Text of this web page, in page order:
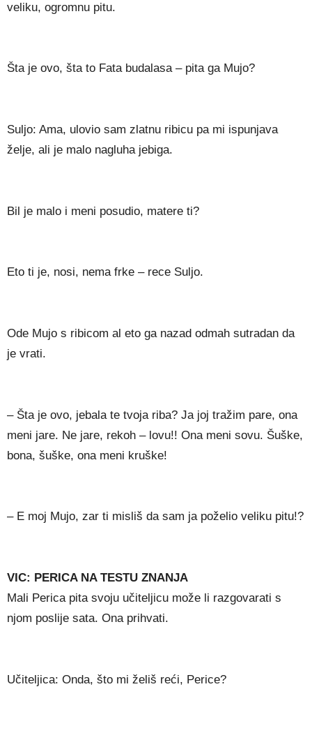
veliku, ogromnu pitu.
Šta je ovo, šta to Fata budalasa – pita ga Mujo?
Suljo: Ama, ulovio sam zlatnu ribicu pa mi ispunjava
želje, ali je malo nagluha jebiga.
Bil je malo i meni posudio, matere ti?
Eto ti je, nosi, nema frke – rece Suljo.
Ode Mujo s ribicom al eto ga nazad odmah sutradan da
je vrati.
– Šta je ovo, jebala te tvoja riba? Ja joj tražim pare, ona
meni jare. Ne jare, rekoh – lovu!! Ona meni sovu. Šuške,
bona, šuške, ona meni kruške!
– E moj Mujo, zar ti misliš da sam ja poželio veliku pitu!?
VIC: PERICA NA TESTU ZNANJA
Mali Perica pita svoju učiteljicu može li razgovarati s
njom poslije sata. Ona prihvati.
Učiteljica: Onda, što mi želiš reći, Perice?